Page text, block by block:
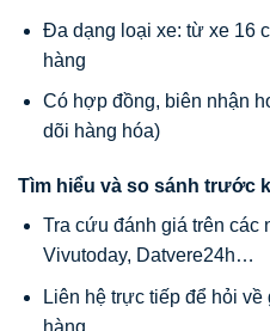
Đa dạng loại xe: từ xe 16
hàng
Có hợp đồng, biên nhận
dõi hàng hóa)
Tìm hiểu và so sánh trước
Tra cứu đánh giá trên các
Vivutoday, Datvere24h…
Liên hệ trực tiếp để hỏi
hàng